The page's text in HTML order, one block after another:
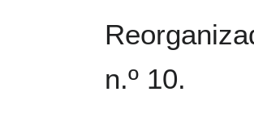
n.º 10.